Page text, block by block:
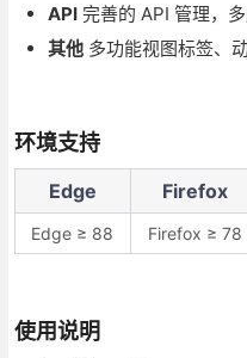
API完善的 API 管理，
其他多功能视图标签、
环境支持
Edge Firefox
Edge ≥ 88 Firefox ≥ 78
使用说明